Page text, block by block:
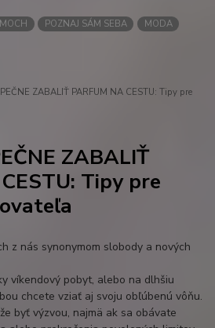
POZNAJ SÁM SEBA
MODA
ZABALIŤ PARFUM NA CESTU: Tipy pre
ZABALIŤ
Tipy pre
z nás synonymom slobody a nových
víkendový pobyt, alebo na dlhšiu
chcete vziať aj svoju obľúbenú vôňu.
byť výzvou, najmä ak sa obávate